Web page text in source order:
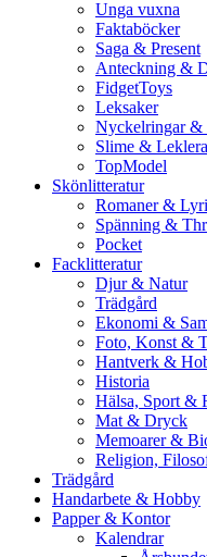
Unga vuxna
Faktaböcker
Saga & Present
Anteckning &
FidgetToys
Leksaker
Nyckelringar &
Slime & Leklera
TopModel
Skönlitteratur
Romaner &
Spänning &
Pocket
Facklitteratur
Djur & Natur
Trädgård
Ekonomi &
Foto, Konst &
Hantverk &
Historia
Hälsa, Sport &
Mat & Dryck
Memoarer &
Religion,
Trädgård
Handarbete & Hobby
Papper & Kontor
Kalendrar